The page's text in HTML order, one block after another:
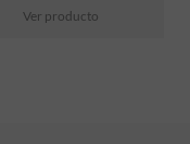
Ver producto